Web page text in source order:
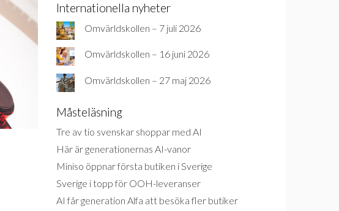
Internationella nyheter
Omvärldskollen – 7 juli 2026
Omvärldskollen – 16 juni 2026
Omvärldskollen – 27 maj 2026
Måsteläsning
Tre av tio svenskar shoppar med AI
Här är generationernas AI-vanor
Miniso öppnar första butiken i Sverige
Sverige i topp för OOH-leveranser
AI får generation Alfa att besöka fler butiker